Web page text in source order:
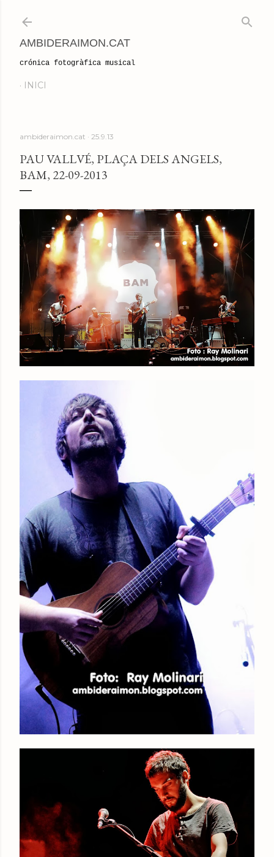
AMBIDERAIMON.CAT
crónica fotogràfica musical
INICI
ambideraimon.cat 25.9.13
PAU VALLVÉ, PLAÇA DELS ANGELS,
BAM, 22-09-2013